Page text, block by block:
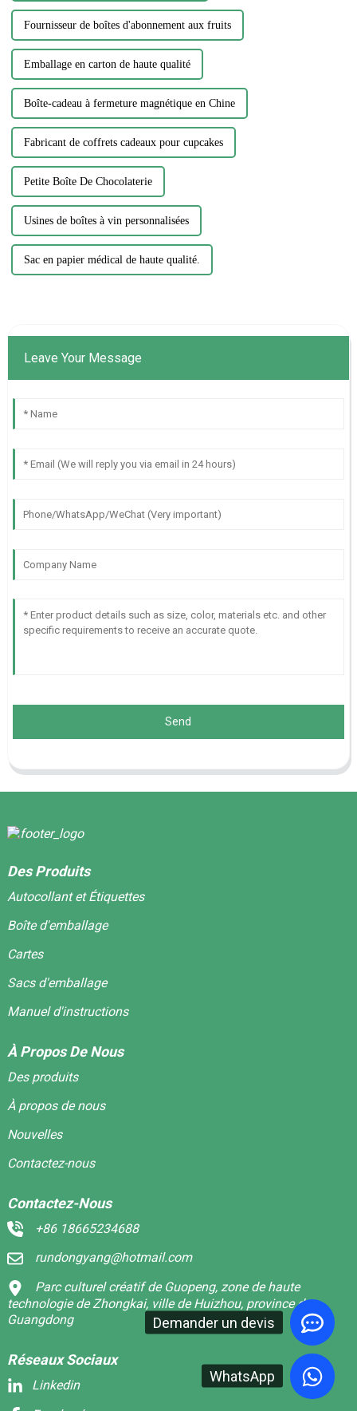
Demander un devis
WhatsApp
Fournisseur de boîtes d'abonnement aux fruits
Emballage en carton de haute qualité
Boîte-cadeau à fermeture magnétique en Chine
Fabricant de coffrets cadeaux pour cupcakes
Petite Boîte De Chocolaterie
Usines de boîtes à vin personnalisées
Sac en papier médical de haute qualité.
Leave Your Message
Send
Des Produits
Autocollant et Étiquettes
Boîte d'emballage
Cartes
Sacs d'emballage
Manuel d'instructions
À Propos De Nous
Des produits
À propos de nous
Nouvelles
Contactez-nous
Contactez-Nous
+86 18665234688
rundongyang@hotmail.com
Parc culturel créatif de Guopeng, zone de haute
technologie de Zhongkai, ville de Huizhou, province du
Guangdong
Réseaux Sociaux
Linkedin